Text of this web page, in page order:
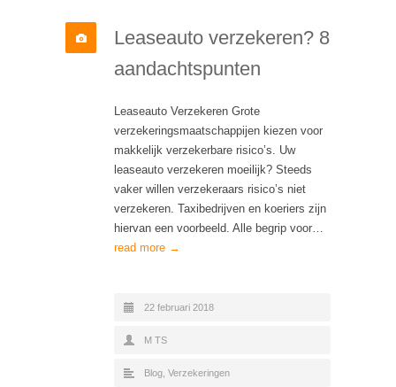
Leaseauto verzekeren? 8
aandachtspunten
Leaseauto Verzekeren Grote
verzekeringsmaatschappijen kiezen voor
makkelijk verzekerbare risico’s. Uw
leaseauto verzekeren moeilijk? Steeds
vaker willen verzekeraars risico’s niet
verzekeren. Taxibedrijven en koeriers zijn
hiervan een voorbeeld. Alle begrip voor…
read more →
22 februari 2018
M TS
Blog Verzekeringen